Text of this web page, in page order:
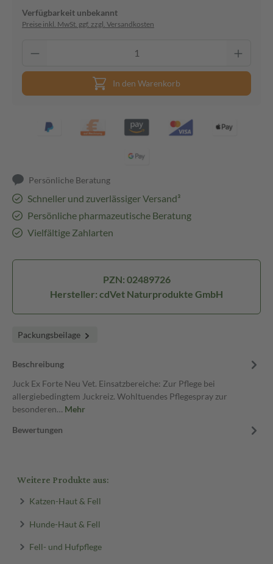
Verfügbarkeit unbekannt
Preise inkl. MwSt. ggf. zzgl. Versandkosten
In den Warenkorb
Persönliche Beratung
Schneller und zuverlässiger Versand³
Persönliche pharmazeutische Beratung
Vielfältige Zahlarten
PZN: 02489726
Hersteller: cdVet Naturprodukte GmbH
Packungsbeilage
Beschreibung
Juck Ex Forte Neu Vet. Einsatzbereiche: Zur Pflege bei
allergiebedingtem Juckreiz. Wohltuendes Pflegespray zur
besonderen… Mehr
Bewertungen
Weitere Produkte aus:
Katzen-Haut & Fell
Hunde-Haut & Fell
Fell- und Hufpflege